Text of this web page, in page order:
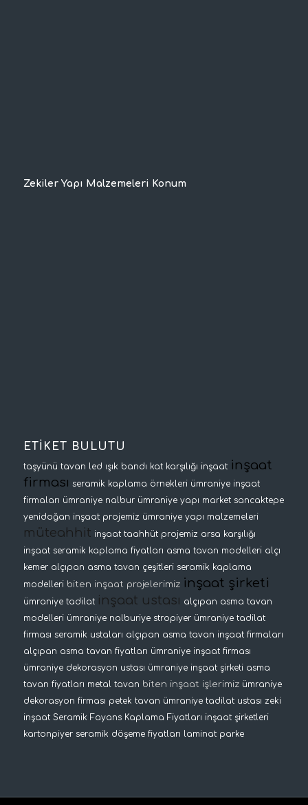
Zekiler Yapı Malzemeleri Konum
ETİKET BULUTU
taşyünü tavan led ışık bandı kat karşılığı inşaat inşaat
firması seramik kaplama örnekleri ümraniye inşaat
firmaları ümraniye nalbur ümraniye yapı market sancaktepe
yenidoğan inşaat projemiz ümraniye yapı malzemeleri
müteahhit inşaat taahhüt projemiz arsa karşılığı
inşaat seramik kaplama fiyatları asma tavan modelleri alçı
kemer alçıpan asma tavan çeşitleri seramik kaplama
modelleri biten inşaat projelerimiz inşaat şirketi
ümraniye tadilat inşaat ustası alçıpan asma tavan
modelleri ümraniye nalburiye stropiyer ümraniye tadilat
firması seramik ustaları alçıpan asma tavan inşaat firmaları
alçıpan asma tavan fiyatları ümraniye inşaat firması
ümraniye dekorasyon ustası ümraniye inşaat şirketi asma
tavan fiyatları metal tavan biten inşaat işlerimiz ümraniye
dekorasyon firması petek tavan ümraniye tadilat ustası zeki
inşaat Seramik Fayans Kaplama Fiyatları inşaat şirketleri
kartonpiyer seramik döşeme fiyatları laminat parke